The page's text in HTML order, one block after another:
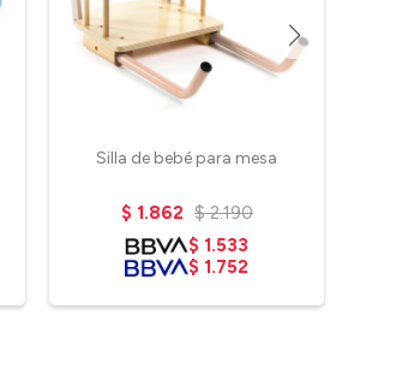
Silla de bebé para mesa
$ 1.862 $ 2.190
$ 1.533
$ 1.752